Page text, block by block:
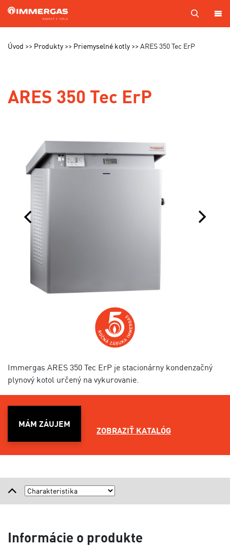
PRODUKTY
SERVIS
TECHNIKOV
Úvod Produkty Priemyselné kotly ARES 350 Tec ErP
ARES 350 Tec ErP
Immergas ARES 350 Tec ErP je stacionárny kondenzačný
plynový kotol určený na vykurovanie.
MÁM ZÁUJEM
ZOBRAZIŤ KATALÓG
Informácie o produkte